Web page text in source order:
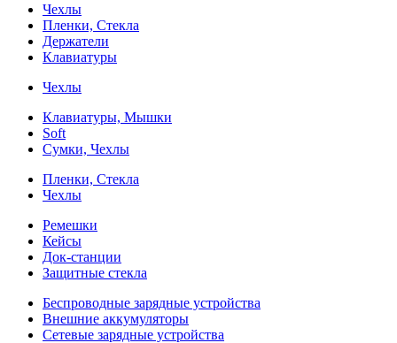
Чехлы
Пленки, Стекла
Держатели
Клавиатуры
Чехлы
Клавиатуры, Мышки
Soft
Сумки, Чехлы
Пленки, Стекла
Чехлы
Ремешки
Кейсы
Док-станции
Защитные стекла
Беспроводные зарядные устройства
Внешние аккумуляторы
Сетевые зарядные устройства